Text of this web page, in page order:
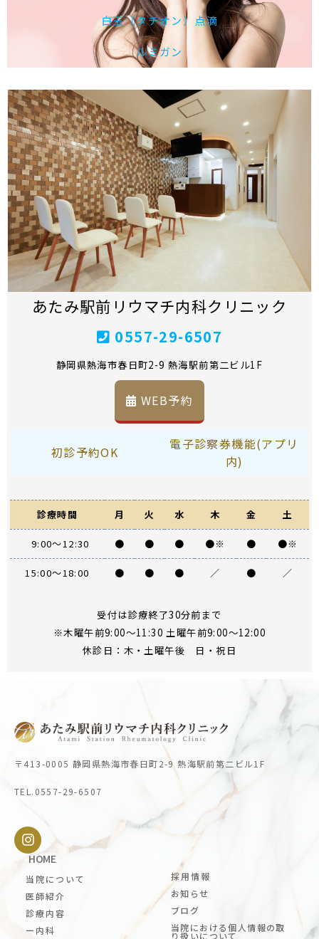
白玉（タチオン）点滴
ルミガン
あたみ駅前リウマチ内科クリニック
0557-29-6507
静岡県熱海市春日町2-9 熱海駅前第二ビル1F
WEB予約
初診予約OK
電子診察券機能(アプリ
内)
診療時間 月 火 水 木 金 土
9:00～12:30 ● ● ● ●※ ● ●※
15:00～18:00 ● ● ● ／ ● ／
受付は診療終了30分前まで
※木曜午前9:00～11:30 土曜午前9:00～12:00
休診日：木・土曜午後 日・祝日
〒413-0005 静岡県熱海市春日町2-9 熱海駅前第二ビル1F
TEL.0557-29-6507
HOME
当院について
医師紹介
診療内容
ー内科
採用情報
お知らせ
ブログ
当院における個人情報の取
り扱いについて